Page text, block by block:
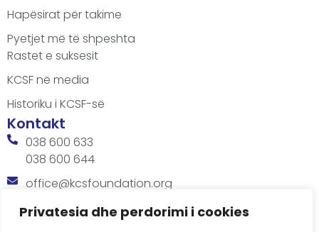
Privatesia dhe perdorimi i cookies
Hapësirat për takime
Pyetjet më të shpeshta
Rastet e suksesit
KCSF në media
Historiku i KCSF-së
Kontakt
038 600 633
038 600 644
office@kcsfoundation.org
Besa Imami, Lam A, H1, Kat.12, nr. 65-1, Lakrishtë,